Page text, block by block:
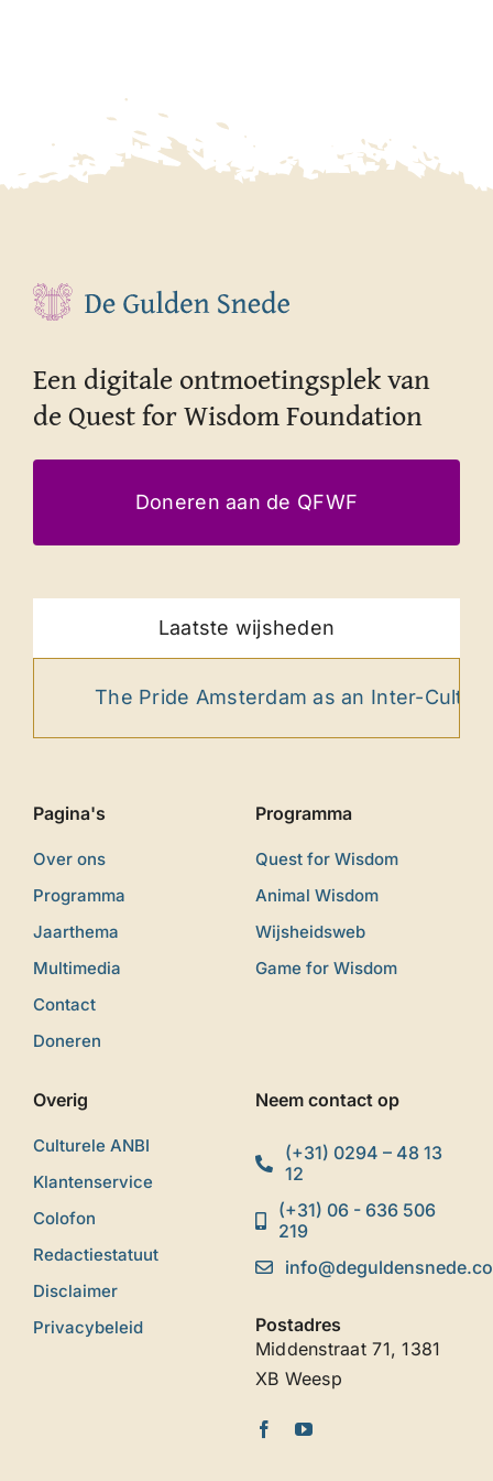
Een digitale ontmoetingsplek van
de Quest for Wisdom Foundation
Doneren aan de QFWF
Laatste wijsheden
The Pride Amsterdam as an Inter-
Pagina's
Over ons
Programma
Jaarthema
Multimedia
Contact
Doneren
Programma
Quest for Wisdom
Animal Wisdom
Wijsheidsweb
Game for Wisdom
Overig
Culturele ANBI
Klantenservice
Colofon
Redactiestatuut
Disclaimer
Privacybeleid
Neem contact op
(+31) 0294 – 48 13
12
(+31) 06 - 636 506
219
Postadres
Middenstraat 71, 1381
XB Weesp